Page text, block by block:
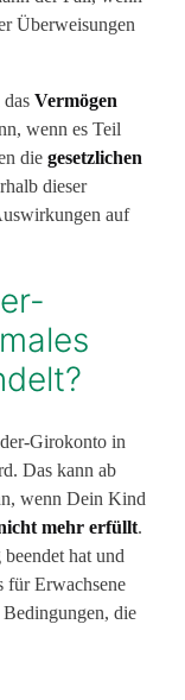
Überweisungen
Vermögen
wenn es Teil
die gesetzlichen
dieser
auf
Girokonto in
Das kann ab
wenn Dein Kind
mehr erfüllt.
hat und
für Erwachsene
die